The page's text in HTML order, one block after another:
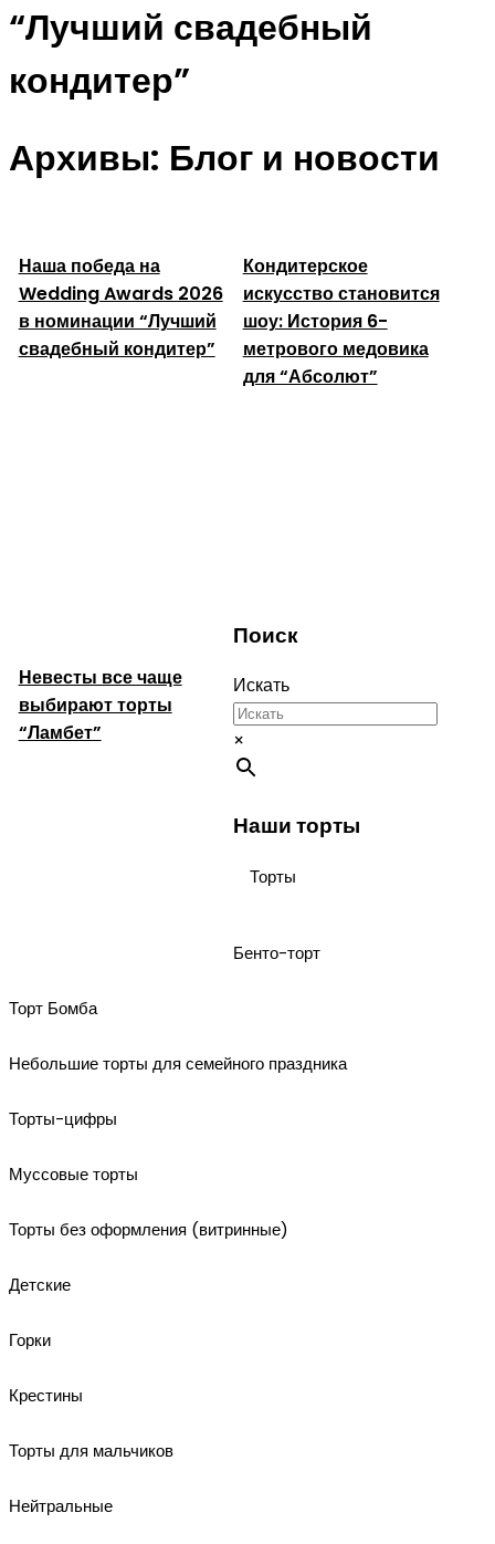
“Лучший свадебный
кондитер”
Архивы: Блог и новости
Наша победа на
Wedding Awards 2026
в номинации “Лучший
свадебный кондитер”
Кондитерское
искусство становится
шоу: История 6-
метрового медовика
для “Абсолют”
Невесты все чаще
выбирают торты
“Ламбет”
Поиск
Искать
×
Наши торты
Торты
Бенто-торт
Торт Бомба
Небольшие торты для семейного праздника
Торты-цифры
Муссовые торты
Торты без оформления (витринные)
Детские
Горки
Крестины
Торты для мальчиков
Нейтральные